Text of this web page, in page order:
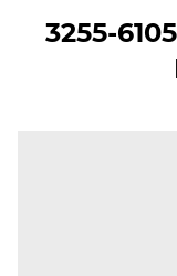
3255-